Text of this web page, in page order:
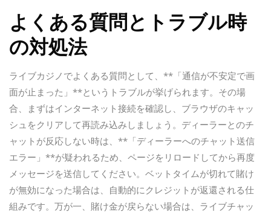
よくある質問とトラブル時
の対処法
ライブカジノでよくある質問として、**「通信が不安定で画
面が止まった」**というトラブルが挙げられます。その場
合、まずはインターネット接続を確認し、ブラウザのキャッ
シュをクリアして再読み込みしましょう。ディーラーとのチ
ャットが反応しない時は、**「ディーラーへのチャット送信
エラー」**が疑われるため、ページをリロードしてから再度
メッセージを送信してください。ベットタイムが切れて賭け
が無効になった場合は、自動的にクレジットが返還される仕
組みです。万が一、賭け金が戻らない場合は、ライブチャッ